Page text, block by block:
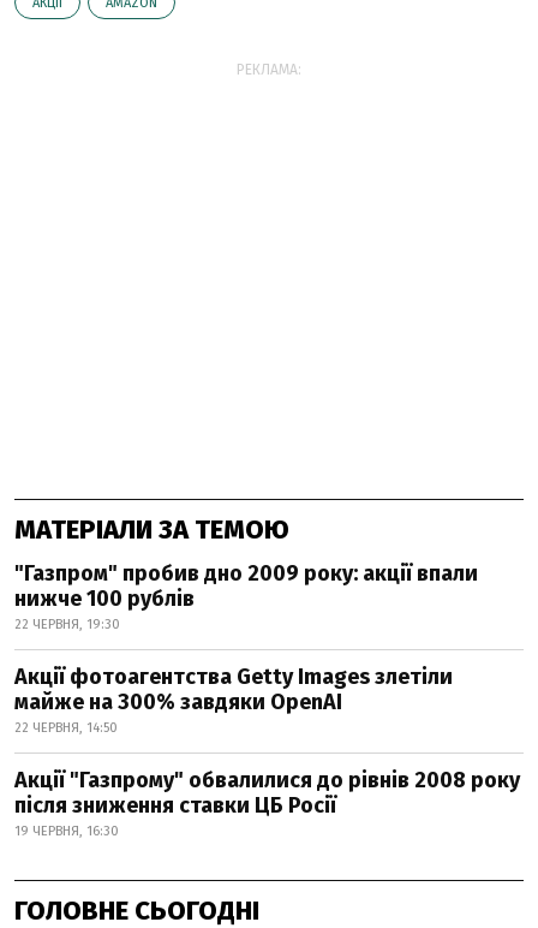
РЕКЛАМА:
МАТЕРІАЛИ ЗА ТЕМОЮ
"Газпром" пробив дно 2009 року: акції впали
нижче 100 рублів
22 ЧЕРВНЯ, 19:30
Акції фотоагентства Getty Images злетіли
майже на 300% завдяки OpenAI
22 ЧЕРВНЯ, 14:50
Акції "Газпрому" обвалилися до рівнів 2008 року
після зниження ставки ЦБ Росії
19 ЧЕРВНЯ, 16:30
ГОЛОВНЕ СЬОГОДНІ